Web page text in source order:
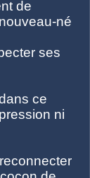
de
né
ses
ce
ni